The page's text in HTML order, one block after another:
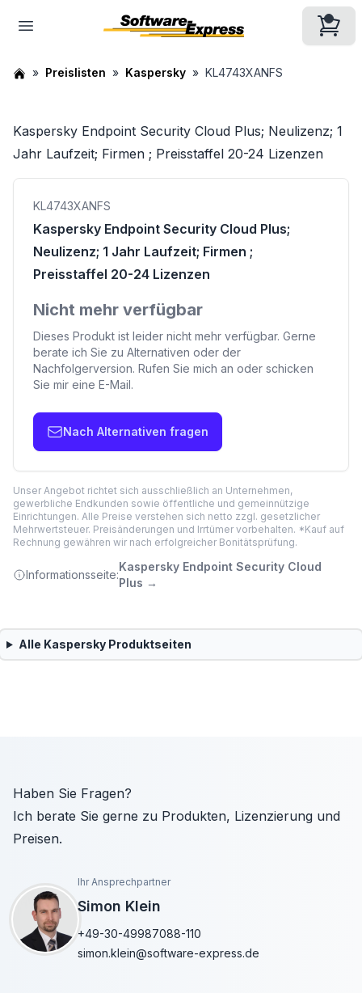
Preislisten Kaspersky KL4743XANFS
Kaspersky Endpoint Security Cloud Plus; Neulizenz; 1
Jahr Laufzeit; Firmen ; Preisstaffel 20-24 Lizenzen
KL4743XANFS
Kaspersky Endpoint Security Cloud Plus;
Neulizenz; 1 Jahr Laufzeit; Firmen ;
Preisstaffel 20-24 Lizenzen
Nicht mehr verfügbar
Dieses Produkt ist leider nicht mehr verfügbar. Gerne
berate ich Sie zu Alternativen oder der
Nachfolgerversion. Rufen Sie mich an oder schicken
Sie mir eine E-Mail.
Nach Alternativen fragen
Unser Angebot richtet sich ausschließlich an Unternehmen,
gewerbliche Endkunden sowie öffentliche und gemeinnützige
Einrichtungen. Alle Preise verstehen sich netto zzgl. gesetzlicher
Mehrwertsteuer. Preisänderungen und Irrtümer vorbehalten. *Kauf auf
Rechnung gewähren wir nach erfolgreicher Bonitätsprüfung.
Informationsseite:
Kaspersky Endpoint Security Cloud
Plus →
Alle KasperskyProduktseiten
Haben Sie Fragen?
Ich berate Sie gerne zu Produkten, Lizenzierung und
Preisen.
Ihr Ansprechpartner
Simon Klein
+49-30-49987088-110
simon.klein@software-express.de